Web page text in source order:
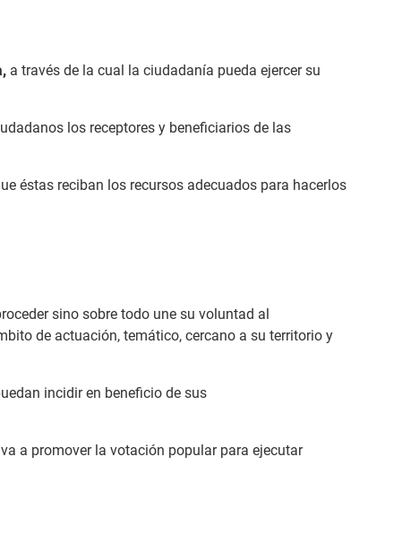
a través de la cual la ciudadanía pueda ejercer su
los receptores y beneficiarios de las
éstas reciban los recursos adecuados para hacerlos
sino sobre todo une su voluntad al
de actuación, temático, cercano a su territorio y
incidir en beneficio de sus
a promover la votación popular para ejecutar